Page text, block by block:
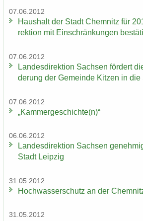
07.06.2012
Haus­halt der Stadt Chem­nitz für
rek­ti­on mit Ein­schrän­kun­gen
07.06.2012
Lan­des­di­rek­ti­on Sach­sen för­dert
de­rung der Ge­mein­de Kit­zen in die
07.06.2012
„Kam­mer­ge­schich­te(n)“
06.06.2012
Lan­des­di­rek­ti­on Sach­sen
Stadt Leip­zig
31.05.2012
Hoch­was­ser­schutz an der
31.05.2012